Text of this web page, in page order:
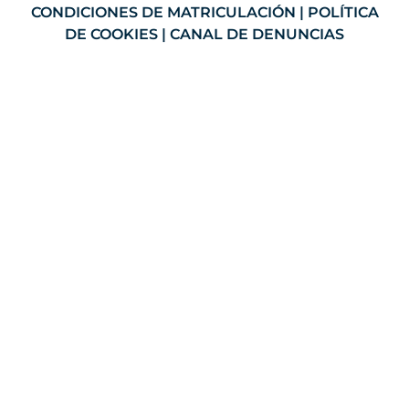
CONDICIONES DE MATRICULACIÓN | POLÍTICA
DE COOKIES | CANAL DE DENUNCIAS